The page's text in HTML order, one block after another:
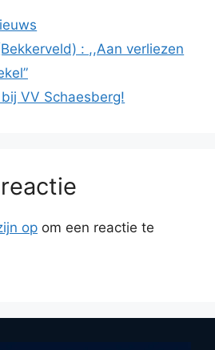
: ,,Aan verliezen
VV Schaesberg!
op om een reactie te